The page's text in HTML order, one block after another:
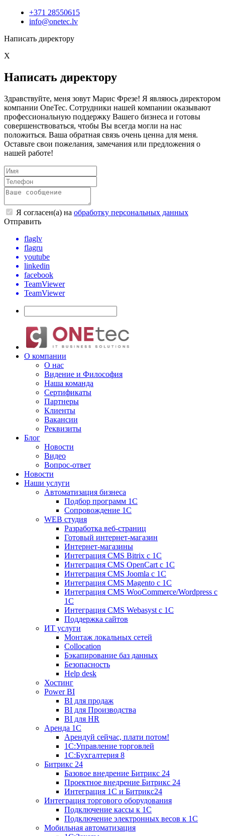
+371 28550615
info@onetec.lv
Написать директору
X
Написать директору
Здравствуйте, меня зовут Марис Фрезе! Я являюсь директором
компании OneTec. Сотрудники нашей компании оказывают
профессиональную поддержку Вашего бизнеса и готовы
совершенствоваться, чтобы Вы всегда могли на нас
положиться. Ваша обратная связь очень ценна для меня.
Оставьте свои пожелания, замечания или предложения о
нашей работе!
Я согласен(а) на обработку персональных данных
Отправить
flaglv
flagru
youtube
linkedin
facebook
TeamViewer
TeamViewer
О компании
О нас
Видение и Философия
Наша команда
Сертификаты
Партнеры
Клиенты
Вакансии
Реквизиты
Блог
Новости
Видео
Вопрос-ответ
Новости
Наши услуги
Автоматизация бизнеса
Подбор программ 1С
Сопровождение 1С
WEB студия
Разработка веб-страниц
Готовый интернет-магазин
Интернет-магазины
Интеграция CMS Bitrix с 1С
Интеграция CMS OpenCart с 1С
Интеграция CMS Joomla с 1С
Интеграция CMS Magento с 1С
Интеграция CMS WooCommerce/Wordpress с
1С
Интеграция CMS Webasyst с 1С
Поддержка сайтов
ИТ услуги
Монтаж локальных сетей
Collocation
Бэкапирование баз данных
Безопасность
Help desk
Хостинг
Power BI
BI для продаж
BI для Производства
BI для HR
Аренда 1C
Арендуй сейчас, плати потом!
1С:Управление торговлей
1С:Бухгалтерия 8
Битрикс 24
Базовое внедрение Битрикс 24
Проектное внедрение Битрикс 24
Интеграция 1С и Битрикс24
Интеграция торгового оборудования
Подключение кассы к 1С
Подключение электронных весов к 1С
Мобильная автоматизация